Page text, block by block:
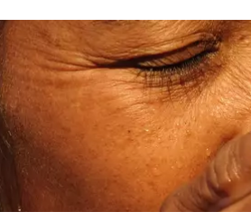
Unsere Arbeit
Wo wir arbeiten
Wie wir arbeiten
Über unsere politische
für Schule & Jugend
für Schule & Jugend
& Seminare